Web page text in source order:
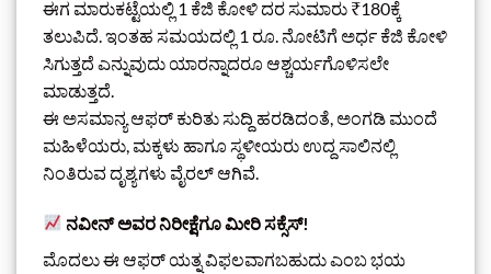
ಈಗ ಮಾರುಕಟ್ಟೆಯಲ್ಲಿ 1 ಕೆಜಿ ಕೋಳಿ ದರ ಸುಮಾರು ₹180ಕ್ಕೆ
ತಲುಪಿದೆ. ಇಂತಹ ಸಮಯದಲ್ಲಿ 1 ರೂ. ನೋಟಿಗೆ ಅರ್ಧ ಕೆಜಿ ಕೋಳಿ
ಸಿಗುತ್ತದೆ ಎನ್ನುವುದು ಯಾರನ್ನಾದರೂ ಆಶ್ಚರ್ಯಗೊಳಿಸಲೇ
ಮಾಡುತ್ತದೆ.
ಈ ಅಸಮಾನ್ಯ ಆಫರ್ ಕುರಿತು ಸುದ್ದಿ ಹರಡಿದಂತೆ, ಅಂಗಡಿ ಮುಂದೆ
ಮಹಿಳೆಯರು, ಮಕ್ಕಳು ಹಾಗೂ ಸ್ಥಳೀಯರು ಉದ್ದ ಸಾಲಿನಲ್ಲಿ
ನಿಂತಿರುವ ದೃಶ್ಯಗಳು ವೈರಲ್ ಆಗಿವೆ.
ನವೀನ್ ಅವರ ನಿರೀಕ್ಷೆಗೂ ಮೀರಿ ಸಕ್ಸೆಸ್!
ಮೊದಲು ಈ ಆಫರ್ ಯತ್ನ ವಿಫಲವಾಗಬಹುದು ಎಂಬ ಭಯ